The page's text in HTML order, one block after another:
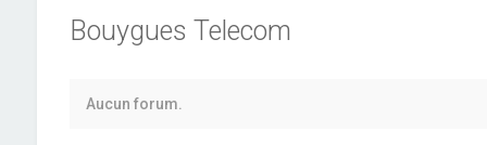
Bouygues Telecom
Aucun forum.